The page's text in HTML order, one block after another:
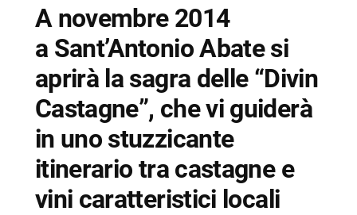
A novembre 2014
a Sant’Antonio Abate si
aprirà la sagra delle “Divin
Castagne”, che vi guiderà
in uno stuzzicante
itinerario tra castagne e
vini caratteristici locali